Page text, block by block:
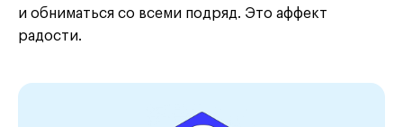
и обниматься со всеми подряд. Это аффект
радости.